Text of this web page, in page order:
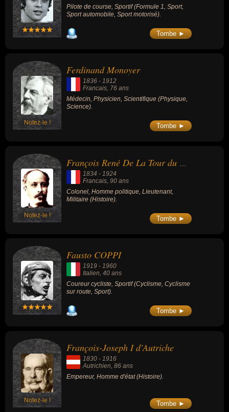
Pilote de course, Sportif (Formule 1, Sport,
Sport automobile, Sport motorisé).
Tombe ►
Notez-le !
Ferdinand Monoyer
1836 - 1912
Francais, 76 ans
Médecin, Physicien, Scientifique (Physique,
Science).
Tombe ►
Notez-le !
1834 - 1924
Francais , 90 ans
Colonel, Homme politique, Lieutenant,
Militaire (Histoire).
Tombe ►
Fausto COPPI
1919 - 1960
Italien, 40 ans
Coureur cycliste, Sportif (Cyclisme, Cyclisme
sur route, Sport).
Tombe ►
Notez-le !
François-Joseph I d'Autriche
1830 - 1916
Autrichien , 86 ans
Empereur, Homme d'état (Histoire).
Tombe ►